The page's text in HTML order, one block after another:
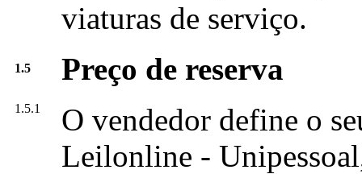
viaturas de serviço.
1.5 Preço de reserva
1.5.1
O vendedor define o
Leilonline -